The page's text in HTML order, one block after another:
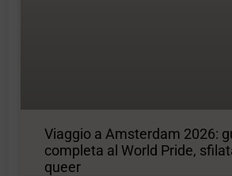
Viaggio a Amsterdam 2026:
completa al World Pride,
queer